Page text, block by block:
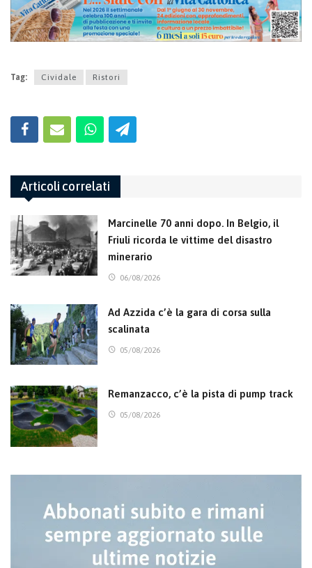
Tag: Cividale Ristori
Articoli correlati
Marcinelle 70 anni dopo. In Belgio, il
Friuli ricorda le vittime del disastro
minerario
06/08/2026
Ad Azzida c’è la gara di corsa sulla
scalinata
05/08/2026
Remanzacco, c’è la pista di pump track
05/08/2026